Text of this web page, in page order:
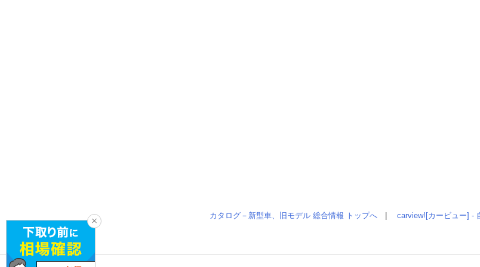
カタログ－新型車、旧モデル 総合情報 トップへ carview![カービュー] -